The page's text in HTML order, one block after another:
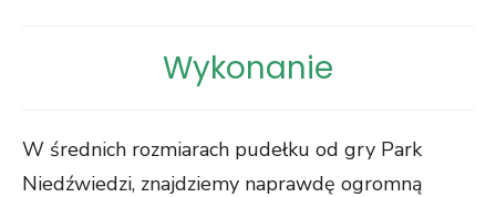
Wykonanie
W średnich rozmiarach pudełku od gry Park
Niedźwiedzi, znajdziemy naprawdę ogromną